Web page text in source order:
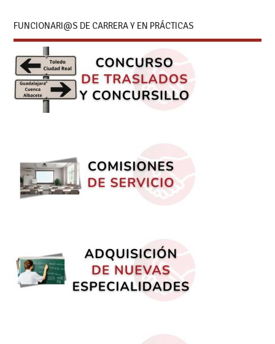
FUNCIONARI@S DE CARRERA Y EN PRÁCTICAS